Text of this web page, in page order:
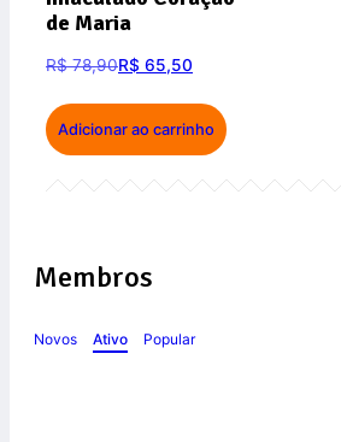
de Maria
R$78,90R$ 65,50
Adicionar ao carrinho
Membros
Novos Ativo Popular